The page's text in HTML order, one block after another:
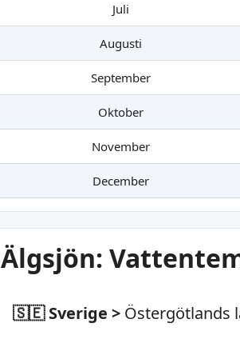
Juli
Augusti
September
Oktober
November
December
Älgsjön:
🇸🇪 Sverige > Östergötlands